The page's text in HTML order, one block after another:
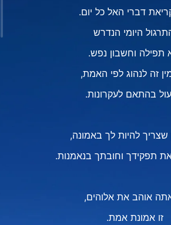
דברי האל כל יום.
היומי הנדרש
תפילה וחשבון נפש.
זה לנהוג לפי האמת,
בהתאם לעקרונות.
שצריך להיות לך באמונה,
תפקידך וחובתך בנאמנות.
אוהב את אלוהים,
זו אמונת אמת.